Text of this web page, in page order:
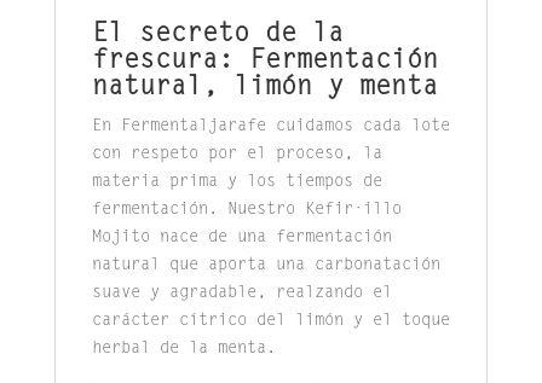
El secreto de la
frescura: Fermentación
natural, limón y menta
En Fermentaljarafe cuidamos cada lote
con respeto por el proceso, la
materia prima y los tiempos de
fermentación. Nuestro Kefir·illo
Mojito nace de una fermentación
natural que aporta una carbonatación
suave y agradable, realzando el
carácter cítrico del limón y el toque
herbal de la menta.